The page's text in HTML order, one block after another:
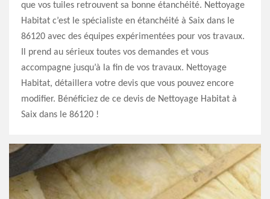
que vos tuiles retrouvent sa bonne étanchéité. Nettoyage
Habitat c’est le spécialiste en étanchéité à Saix dans le
86120 avec des équipes expérimentées pour vos travaux.
Il prend au sérieux toutes vos demandes et vous
accompagne jusqu’à la fin de vos travaux. Nettoyage
Habitat, détaillera votre devis que vous pouvez encore
modifier. Bénéficiez de ce devis de Nettoyage Habitat à
Saix dans le 86120 !